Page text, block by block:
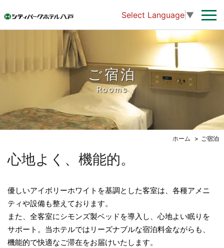
Select Language ▼
ご宿泊
Rooms
ホーム ご宿泊
心地よく、機能的。
優しいアイボリーホワイトを基調とした客室は、各種アメニ
ティや設備も整えております。
また、全客室にシモンズ製ベッドを導入し、心地よい眠りを
サポート。当ホテルではリーズナブルな宿泊料金ながらも、
機能的で快適なご滞在をお届けいたします。